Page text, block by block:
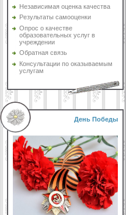
Независимая оценка качества
Результаты самооценки
Опрос о качестве
образовательных услуг в
учреждении
Обратная связь
Консультации по оказываемым
услугам
День Победы